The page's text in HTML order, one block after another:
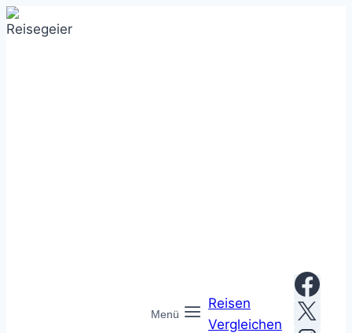
Zum
Inhalt
Menü
Reisen
Vergleichen